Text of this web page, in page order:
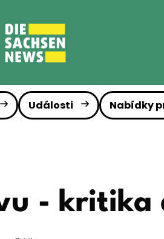
Události Nabídky
- kritika